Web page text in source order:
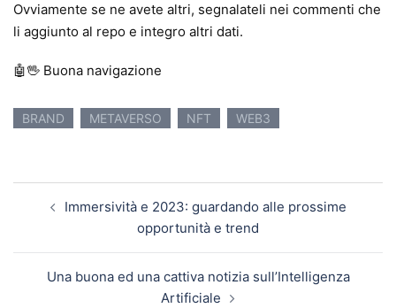
Ovviamente se ne avete altri, segnalateli nei commenti che
li aggiunto al repo e integro altri dati.
🤖🖖 Buona navigazione
BRAND METAVERSO NFT WEB3
Immersività e 2023: guardando alle prossime
opportunità e trend
Una buona ed una cattiva notizia sull’Intelligenza
Artificiale